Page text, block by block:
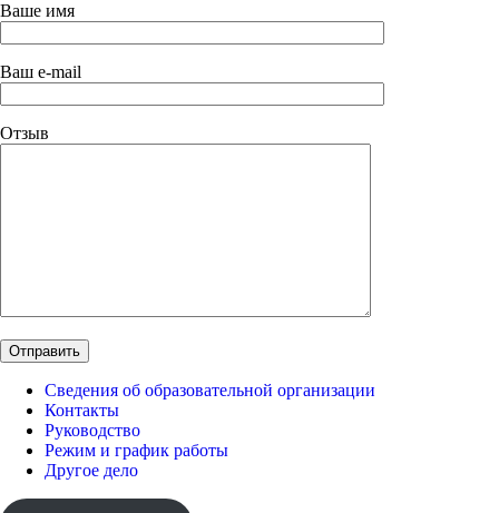
Ваше имя
Ваш e-mail
Отзыв
Сведения об образовательной организации
Контакты
Руководство
Режим и график работы
Другое дело